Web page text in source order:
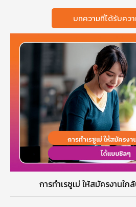
บทความที่ได้รับคว
การทำเรซูเม่ ให้สมัครงานใ